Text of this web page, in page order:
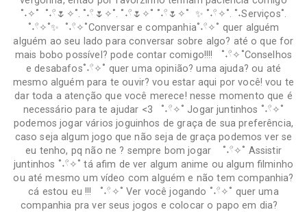
˚˖✧˚ ˚˖𓍢🌷✧˚. ˚˖𓍢🌷✧˚. ˚˖𓍢🌷✧˚ ˚˖𓍢🌷✧˚ ✨ ˚˖𓍢✧˚. ˚˖Serviços˚.
˚˖𓍢✧˚✨ ˚˖𓍢✧˚Conversar e companhia˚˖𓍢✧˚ quer alguém
alguém ao seu lado para conversar sobre algo? até o que for
mais bobo possível? pode contar comigo!!!! ˚˖𓍢✧˚Conselhos
e desabafos˚˖𓍢✧˚ quer uma opinião? uma ajuda? ou até
mesmo alguém para te ouvir? vou estar aqui por você! vou te
dar toda a atenção que você merece! nesse momento que é
necessário para te ajudar <3 ˚˖𓍢✧˚ Jogar juntinhos ˚˖𓍢✧˚
podemos jogar vários joguinhos de graça de sua preferência,
caso seja algum jogo que não seja de graça podemos ver se
eu tenho, pq não ne ? sempre bom jogar ˚˖𓍢✧˚ Assistir
juntinhos ˚˖𓍢✧˚ tá afim de ver algum anime ou algum filminho
ou até mesmo um vídeo com alguém e não tem companhia?
cá estou eu !!! ˚˖𓍢✧˚ Ver você jogando ˚˖𓍢✧˚ quer uma
companhia pra ver seus jogos e colocar o papo em dia?